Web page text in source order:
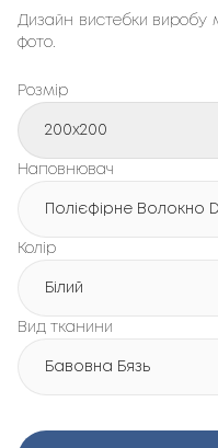
Дизайн вистебки виробу
фото.
Розмір
200x200
Наповнювач
Полієфірне Волокно
Колір
Білий
Вид тканини
Бавовна Бязь